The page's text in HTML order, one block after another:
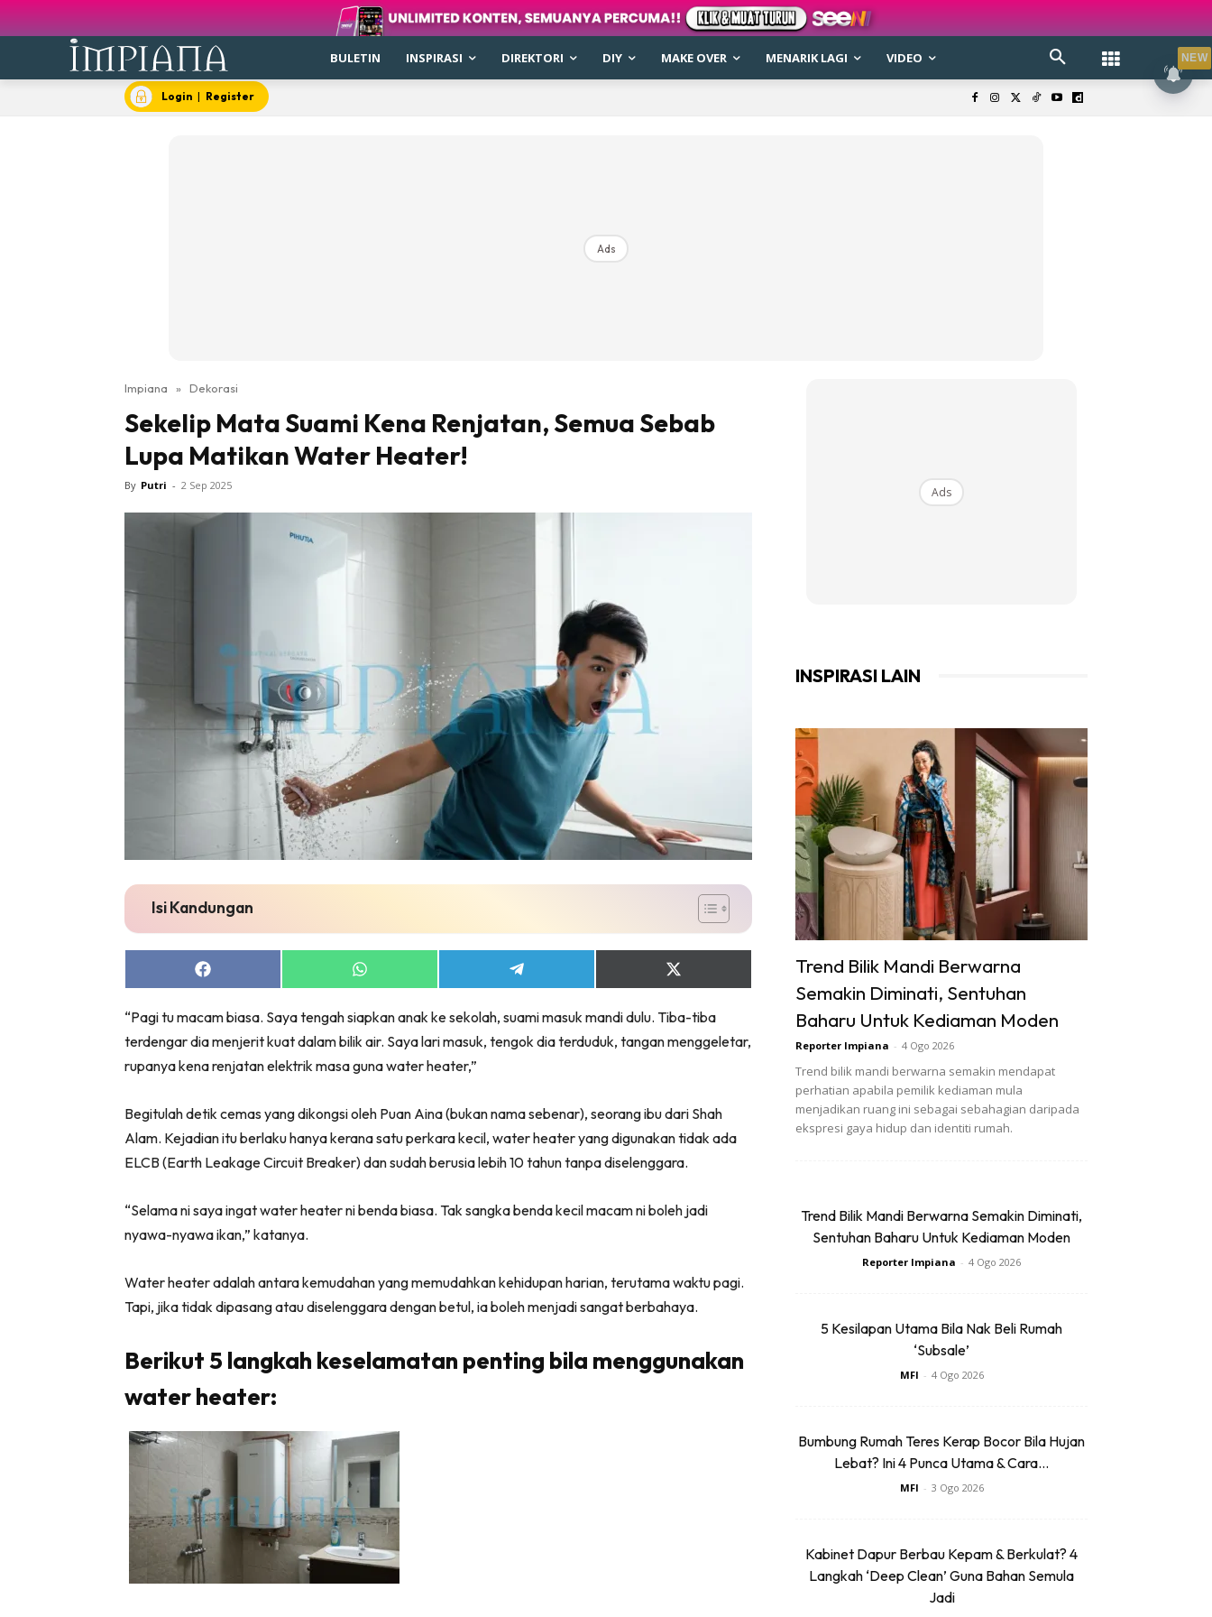
Inspirasi
Ruang Tamu
Direktori
Interior Design
Landskap
DIY
Bilik Air
Bilik Tidur
Dapur
Bilik Tidur
Menarik Lagi
Makeover Ruang Selebriti
Destinasi
Kafe
Landed
Video
Buat Sendiri
Sembang Dekor
BULETIN INSPIRASI DIREKTORI DIY MAKE OVER MENARIK LAGI VIDEO
Login | Register
Ads
Impiana » Dekorasi
Sekelip Mata Suami Kena Renjatan, Semua Sebab
Lupa Matikan Water Heater!
By Putri - 2 Sep 2025
Isi Kandungan
Share
on
Share
on
Share
on
Share
on
(Twitter)
“Pagi tu macam biasa. Saya tengah siapkan anak ke sekolah, suami masuk mandi dulu. Tiba-tiba
terdengar dia menjerit kuat dalam bilik air. Saya lari masuk, tengok dia terduduk, tangan menggeletar,
rupanya kena renjatan elektrik masa guna water heater,”
Begitulah detik cemas yang dikongsi oleh Puan Aina (bukan nama sebenar), seorang ibu dari Shah
Alam. Kejadian itu berlaku hanya kerana satu perkara kecil, water heater yang digunakan tidak ada
ELCB (Earth Leakage Circuit Breaker) dan sudah berusia lebih 10 tahun tanpa diselenggara.
“Selama ni saya ingat water heater ni benda biasa. Tak sangka benda kecil macam ni boleh jadi
nyawa-nyawa ikan,” katanya.
Water heater adalah antara kemudahan yang memudahkan kehidupan harian, terutama waktu pagi.
Tapi, jika tidak dipasang atau diselenggara dengan betul, ia boleh menjadi sangat berbahaya.
Berikut 5 langkah keselamatan penting bila menggunakan
water heater:
Ads
INSPIRASI LAIN
Trend Bilik Mandi Berwarna
Semakin Diminati, Sentuhan
Baharu Untuk Kediaman Moden
Reporter Impiana - 4 Ogo 2026
Trend bilik mandi berwarna semakin mendapat
perhatian apabila pemilik kediaman mula
menjadikan ruang ini sebagai sebahagian daripada
ekspresi gaya hidup dan identiti rumah.
Trend Bilik Mandi Berwarna Semakin Diminati,
Sentuhan Baharu Untuk Kediaman Moden
Reporter Impiana - 4 Ogo 2026
5 Kesilapan Utama Bila Nak Beli Rumah
‘Subsale’
MFI - 4 Ogo 2026
Bumbung Rumah Teres Kerap Bocor Bila Hujan
Lebat? Ini 4 Punca Utama & Cara...
MFI - 3 Ogo 2026
Kabinet Dapur Berbau Kepam & Berkulat? 4
Langkah ‘Deep Clean’ Guna Bahan Semula
Jadi
NEW